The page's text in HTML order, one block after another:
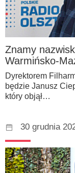
Znamy
Warmińsko-
Dyrektorem
będzie Janusz
który objął…
30 grudnia